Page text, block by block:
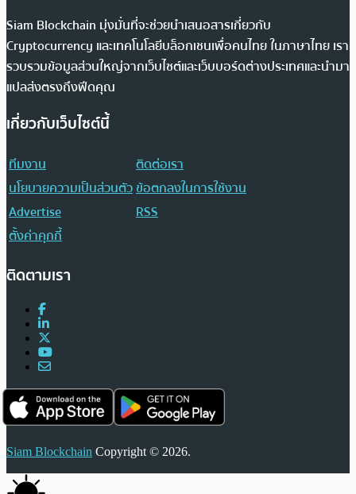
Siam Blockchain มุ่งมั่นที่จะช่วยนำเสนอสารเกี่ยวกับ
Cryptocurrency และเทคโนโลยีบล็อกเชนเพื่อคนไทย ในภาษาไทย เรา
รวบรวมข้อมูลส่วนใหญ่จากเว็บไซต์และเว็บบอร์ดต่างประเทศและนำมา
แปลส่งตรงถึงฟีดคุณ
เกี่ยวกับเว็บไซต์นี้
ทีมงาน
ติดต่อเรา
นโยบายความเป็นส่วนตัวข้อตกลงในการใช้งาน
Advertise
RSS
ตั้งค่าคุกกี้
ติดตามเรา
Siam Blockchain Copyright © 2026.